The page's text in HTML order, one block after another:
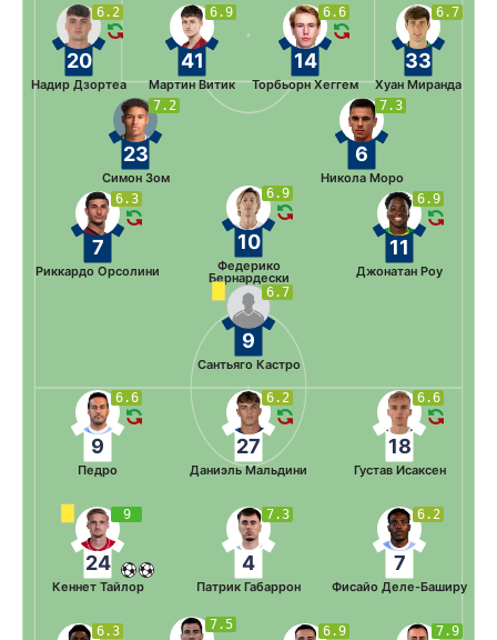
6.7
33
Хуан Миранда
6.6
14
Торбьорн Хеггем
6.9
41
Мартин Витик
6.2
20
Надир Дзортеа
7.3
6
Никола Моро
7.2
23
Симон Зом
6.9
11
Джонатан Роу
6.9
10
Федерико
Бернардески
6.3
7
Риккардо Орсолини
6.7
9
Сантьяго Кастро
6.3 7.5 6.9 7.9
9
24
Кеннет Тайлор
7.3
4
Патрик Габаррон
6.2
7
Фисайо Деле-Баширу
6.6
9
Педро
6.2
27
Даниэль Мальдини
6.6
18
Густав Исаксен